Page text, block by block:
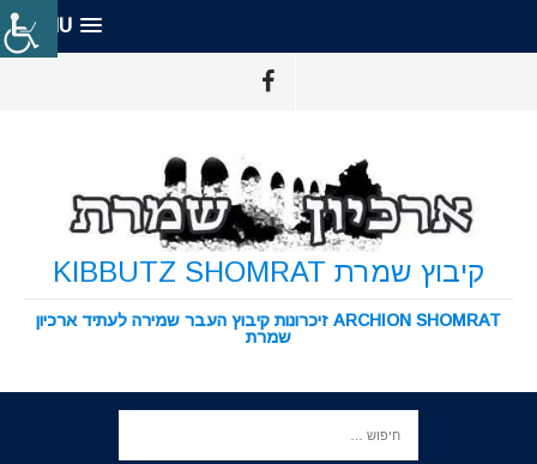
MENU
קיבוץ שמרת KIBBUTZ SHOMRAT
ARCHION SHOMRAT זיכרונות קיבוץ העבר שמירה לעתיד ארכיון
שמרת